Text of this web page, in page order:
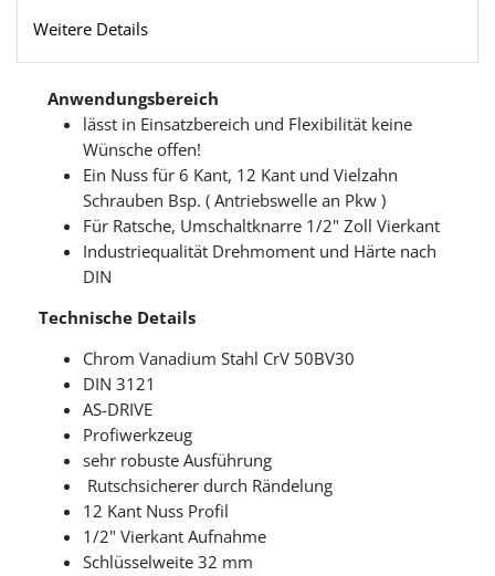
Weitere Details
Anwendungsbereich
lässt in Einsatzbereich und Flexibilität keine
Wünsche offen!
Ein Nuss für 6 Kant, 12 Kant und Vielzahn
Schrauben Bsp. ( Antriebswelle an Pkw )
Für Ratsche, Umschaltknarre 1/2" Zoll Vierkant
Industriequalität Drehmoment und Härte nach
DIN
Technische Details
Chrom Vanadium Stahl CrV 50BV30
DIN 3121
AS-DRIVE
Profiwerkzeug
sehr robuste Ausführung
Rutschsicherer durch Rändelung
12 Kant Nuss Profil
1/2" Vierkant Aufnahme
Schlüsselweite 32 mm